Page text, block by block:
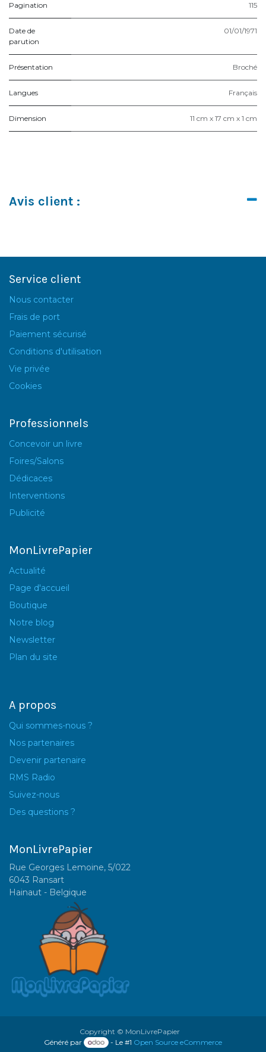
Pagination 115
Date de
parution
01/01/1971
Présentation Broché
Langues Français
Dimension 11 cm x 17 cm x 1 cm
Avis client :
Service client
Nous contacter
Frais de port
Paiement sécurisé
Conditions d'utilisation
Vie privée
Cookies
Professionnels
Concevoir un livre
Foires/Salons
Dédicaces
Interventions
Publicité
MonLivrePapier
Actualité
Page d'accueil
Boutique
Notre blog
Newsletter
Plan du site
A propos
Qui sommes-nous ?
Nos partenaires
Devenir partenaire
RMS Radio
Suivez-nous
Des questions ?
MonLivrePapier
Rue Georges Lemoine, 5/022
6043 Ransart
Hainaut - Belgique
Copyright © MonLivrePapier
Généré par
- Le #1 Open Source eCommerce